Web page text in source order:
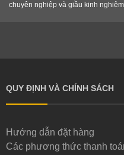
chuyên nghiệp và giầu kinh
QUY ĐỊNH VÀ CHÍNH SÁCH
Hướng dẫn đặt hàng
Các phương thức thanh